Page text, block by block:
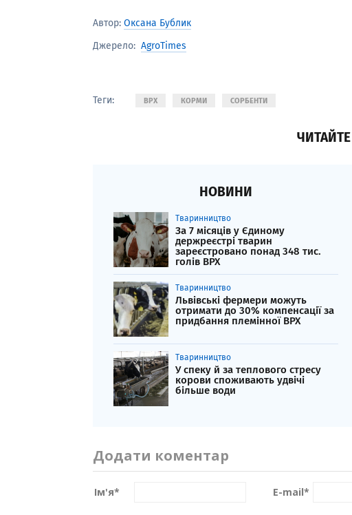
Автор: Оксана Бублик
Джерело: AgroTimes
Теги: ВРХ КОРМИ СОРБЕНТИ
НОВИНИ
Тваринництво
За 7 місяців у Єдиному
держреєстрі тварин
зареєстровано понад 348 тис.
голів ВРХ
Тваринництво
Львівські фермери можуть
отримати до 30% компенсації за
придбання племінної ВРХ
Тваринництво
У спеку й за теплового стресу
корови споживають удвічі
більше води
Додати коментар
Ім'я* E-mail*